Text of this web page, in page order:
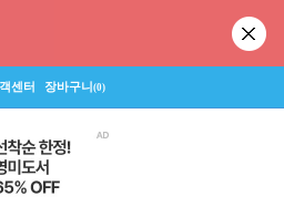
센터 장바구니(0)